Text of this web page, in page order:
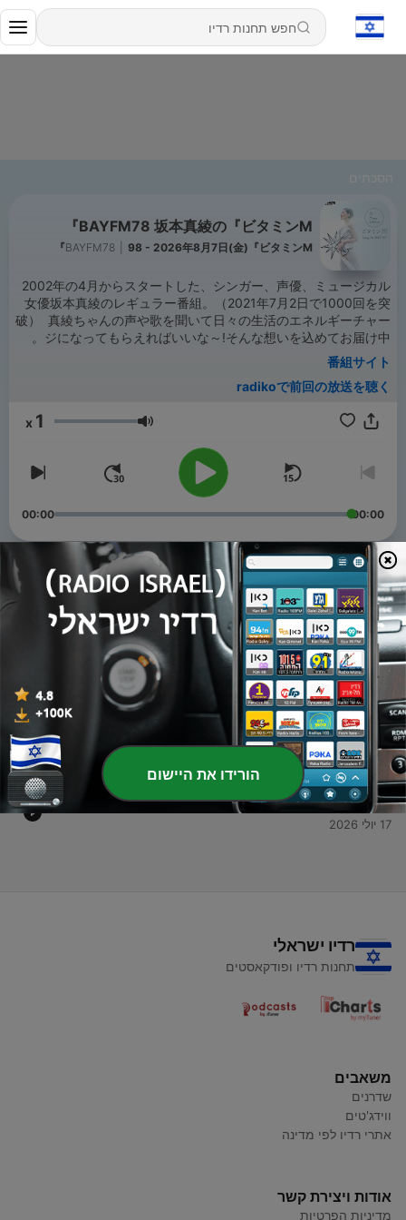
BAYFM78 坂本真綾の『ビタミンM』
BAYFM78 98 - 2026年8月7日(金)『ビタミンM』
2002年の4月からスタートした、シンガー、声優、ミュージカル
女優坂本真綾のレギュラー番組。（2021年7月2日で1000回を突
破） 真綾ちゃんの声や歌を聞いて日々の生活のエネルギーチャー
ジになってもらえればいいな～!そんな想いを込めてお届け中。
番組サイト
radikoで前回の放送を聴く
עוצמת שמע 1
00:00
00:00
פרקים
98
-
2026年8月7日(金)『ビタミンM』
07 אוג' 2026
2026年7月31日(金)『ビタミンM』
31 יולי 2026
2026年7月24日(金)『ビタミンM』
24 יולי 2026
95
-
2026年7月17日(金)『ビタミンM』
17 יולי 2026
רדיו ישראלי
תחנות רדיו ופודקאסטים
משאבים
שדרנים
ווידג'טים
אתרי רדיו לפי מדינה
אודות ויצירת קשר
מדיניות הפרטיות
הורידו את היישום